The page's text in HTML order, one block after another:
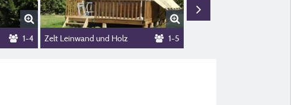
1-4 Zelt Leinwand und Holz 1-5